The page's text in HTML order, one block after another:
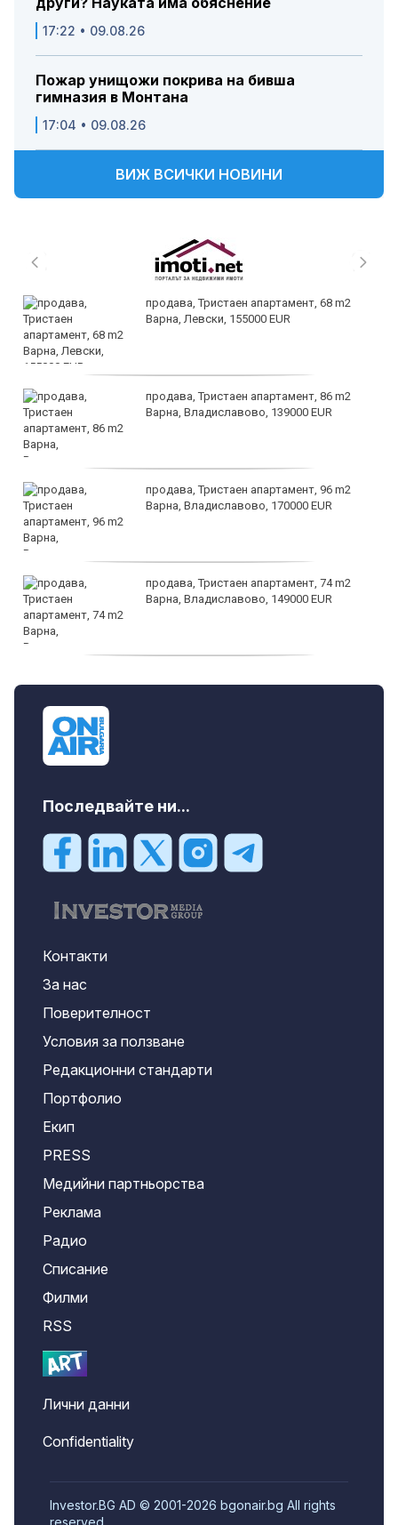
17:22 • 09.08.26
Пожар унищожи покрива на бивша
гимназия в Монтана
17:04 • 09.08.26
ВИЖ ВСИЧКИ НОВИНИ
продава, Тристаен апартамент, 68 m2
Варна, Левски, 155000 EUR
продава, Тристаен апартамент, 86 m2
Варна, Владиславово, 139000 EUR
продава, Тристаен апартамент, 96 m2
Варна, Владиславово, 170000 EUR
продава, Тристаен апартамент, 74 m2
Варна, Владиславово, 149000 EUR
Последвайте ни...
Контакти
За нас
Поверителност
Условия за ползване
Редакционни стандарти
Портфолио
Екип
PRESS
Медийни партньорства
Реклама
Радио
Списание
Филми
RSS
Лични данни
Confidentiality
Investor.BG AD © 2001-2026 bgonair.bg All rights